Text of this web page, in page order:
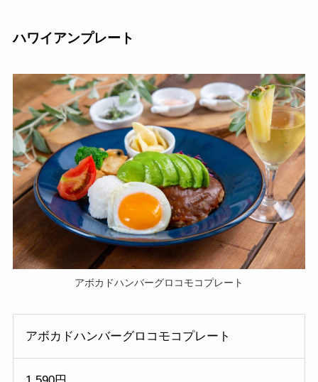
ハワイアンプレート
アボカドハンバーグロコモコプレート
アボカドハンバーグロコモコプレート